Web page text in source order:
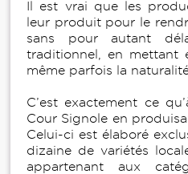
Il est vrai que les
leur produit pour le
sans pour autant
traditionnel, en mettant
même parfois la
C’est exactement ce
Cour Signole en
Celui-ci est élaboré
dizaine de variétés
appartenant aux